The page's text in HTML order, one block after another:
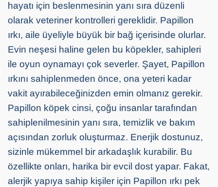
hayatı için beslenmesinin yanı sıra düzenli
olarak veteriner kontrolleri gereklidir. Papillon
ırkı, aile üyeliyle büyük bir bağ içerisinde olurlar.
Evin neşesi haline gelen bu köpekler, sahipleri
ile oyun oynamayı çok severler. Şayet, Papillon
ırkını sahiplenmeden önce, ona yeteri kadar
vakit ayırabileceğinizden emin olmanız gerekir.
Papillon köpek cinsi, çoğu insanlar tarafından
sahiplenilmesinin yanı sıra, temizlik ve bakım
açısından zorluk oluşturmaz. Enerjik dostunuz,
sizinle mükemmel bir arkadaşlık kurabilir. Bu
özellikte onları, harika bir evcil dost yapar. Fakat,
alerjik yapıya sahip kişiler için Papillon ırkı pek